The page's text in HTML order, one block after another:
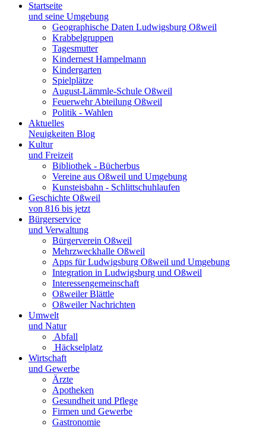
Startseite
und seine Umgebung
Geographische Daten Ludwigsburg Oßweil
Krabbelgruppen
Tagesmutter
Kindernest Hampelmann
Kindergarten
Spielplätze
August-Lämmle-Schule Oßweil
Feuerwehr Abteilung Oßweil
Politik - Wahlen
Aktuelles
Neuigkeiten Blog
Kultur
und Freizeit
Bibliothek - Bücherbus
Vereine aus Oßweil und Umgebung
Kunsteisbahn - Schlittschuhlaufen
Geschichte Oßweil
von 816 bis jetzt
Bürgerservice
und Verwaltung
Bürgerverein Oßweil
Mehrzweckhalle Oßweil
Apps für Ludwigsburg Oßweil und Umgebung
Integration in Ludwigsburg und Oßweil
Interessengemeinschaft
Oßweiler Blättle
Oßweiler Nachrichten
Umwelt
und Natur
Abfall
Häckselplatz
Wirtschaft
und Gewerbe
Ärzte
Apotheken
Gesundheit und Pflege
Firmen und Gewerbe
Gastronomie